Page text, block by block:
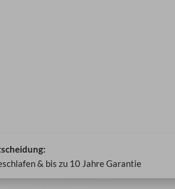
& bis zu 10 Jahre Garantie